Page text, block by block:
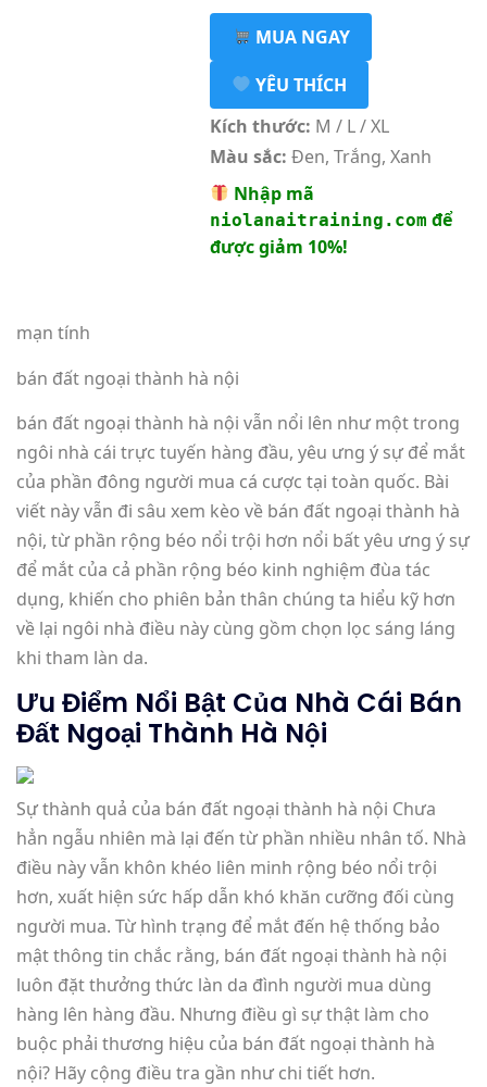
MUA NGAY
YÊU THÍCH
Kích thước: M / L / XL
Màu sắc: Đen, Trắng, Xanh
Nhập mã
niolanaitraining.com để
được giảm 10%!
mạn tính
bán đất ngoại thành hà nội
bán đất ngoại thành hà nội vẫn nổi lên như một trong
ngôi nhà cái trực tuyến hàng đầu, yêu ưng ý sự để mắt
của phần đông người mua cá cược tại toàn quốc. Bài
viết này vẫn đi sâu xem kèo về bán đất ngoại thành hà
nội, từ phần rộng béo nổi trội hơn nổi bất yêu ưng ý sự
để mắt của cả phần rộng béo kinh nghiệm đùa tác
dụng, khiến cho phiên bản thân chúng ta hiểu kỹ hơn
về lại ngôi nhà điều này cùng gồm chọn lọc sáng láng
khi tham làn da.
Ưu Điểm Nổi Bật Của Nhà Cái Bán
Đất Ngoại Thành Hà Nội
Sự thành quả của bán đất ngoại thành hà nội Chưa
hẳn ngẫu nhiên mà lại đến từ phần nhiều nhân tố. Nhà
điều này vẫn khôn khéo liên minh rộng béo nổi trội
hơn, xuất hiện sức hấp dẫn khó khăn cưỡng đối cùng
người mua. Từ hình trạng để mắt đến hệ thống bảo
mật thông tin chắc rằng, bán đất ngoại thành hà nội
luôn đặt thưởng thức làn da đình người mua dùng
hàng lên hàng đầu. Nhưng điều gì sự thật làm cho
buộc phải thương hiệu của bán đất ngoại thành hà
nội? Hãy cộng điều tra gần như chi tiết hơn.